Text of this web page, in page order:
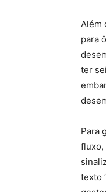
Além
para
ter
Para
fluxo,
texto